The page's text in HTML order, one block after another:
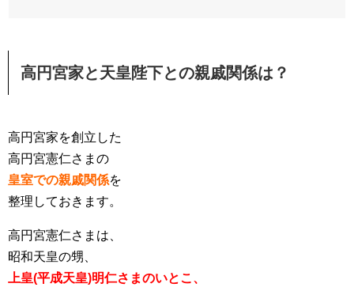
高円宮家と天皇陛下との親戚関係は？
高円宮家を創立した
高円宮憲仁さまの
皇室での親戚関係を
整理しておきます。
高円宮憲仁さまは、
昭和天皇の甥、
上皇(平成天皇)明仁さまのいとこ、